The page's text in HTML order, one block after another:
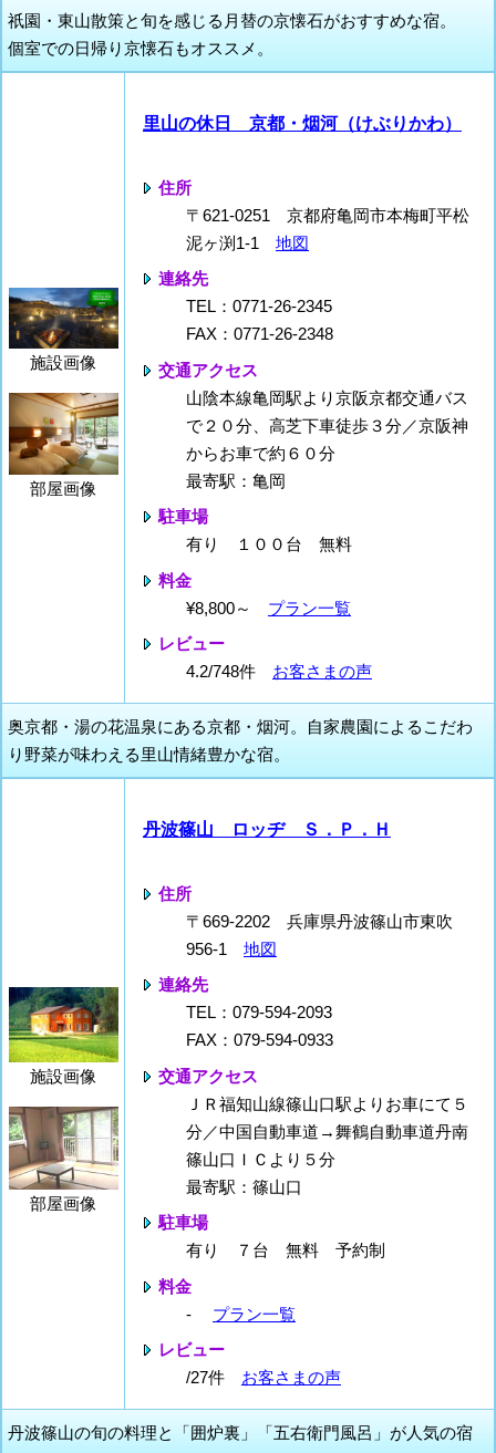
祇園・東山散策と旬を感じる月替の京懐石がおすすめな宿。
個室での日帰り京懐石もオススメ。
施設画像
部屋画像
里山の休日 京都・烟河（けぶりかわ）
住所
〒621-0251 京都府亀岡市本梅町平松
泥ヶ渕1-1 地図
連絡先
TEL：0771-26-2345
FAX：0771-26-2348
交通アクセス
山陰本線亀岡駅より京阪京都交通バス
で２０分、高芝下車徒歩３分／京阪神
からお車で約６０分
最寄駅：亀岡
駐車場
有り １００台 無料
料金
¥8,800～ プラン一覧
レビュー
4.2/748件 お客さまの声
奥京都・湯の花温泉にある京都・烟河。自家農園によるこだわ
り野菜が味わえる里山情緒豊かな宿。
施設画像
部屋画像
丹波篠山 ロッヂ Ｓ．Ｐ．Ｈ
住所
〒669-2202 兵庫県丹波篠山市東吹
956-1 地図
連絡先
TEL：079-594-2093
FAX：079-594-0933
交通アクセス
ＪＲ福知山線篠山口駅よりお車にて５
分／中国自動車道→舞鶴自動車道丹南
篠山口ＩＣより５分
最寄駅：篠山口
駐車場
有り ７台 無料 予約制
料金
- プラン一覧
レビュー
/27件 お客さまの声
丹波篠山の旬の料理と「囲炉裏」「五右衛門風呂」が人気の宿